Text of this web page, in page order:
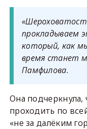
прокладываем
который, как
время станет
Памфилова.
Она
проходить по
«не за далёким